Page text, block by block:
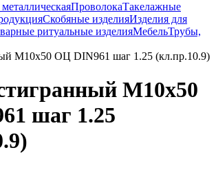
ПроволокаТакелажные
Скобяные изделияИзделия для
ритуальные изделияМебельТрубы,
М10х50 ОЦ DIN961 шаг 1.25 (кл.пр.10.9)
М10х50
шаг 1.25